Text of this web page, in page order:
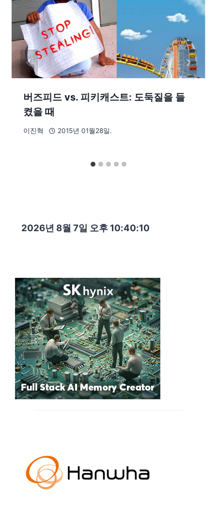
버즈피드 vs. 피키캐스트: 도둑질을 들
켰을 때
이진혁 2015년 01월28일.
2026년 8월 7일 오후 10:40:12